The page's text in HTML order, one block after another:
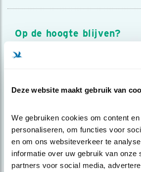
Deze website maakt gebruik van
We gebruiken cookies om content
personaliseren, om functies voor
en om ons websiteverkeer te
informatie over uw gebruik van onze
partners voor social media,
Op de hoogte blijven?
Meld je aan en ontvang nieuws,
over vogels en activiteiten van